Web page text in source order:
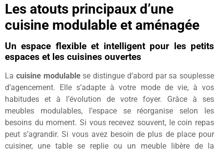
Les atouts principaux d’une
cuisine modulable et aménagée
Un espace flexible et intelligent pour les petits
espaces et les cuisines ouvertes
La cuisine modulablese distingue d’abord par sa souplesse
d’agencement. Elle s’adapte à votre mode de vie, à vos
habitudes et à l’évolution de votre foyer. Grâce à ses
meubles modulables, l’espace se réorganise selon les
besoins du moment. Si vous recevez souvent, le coin repas
peut s’agrandir. Si vous avez besoin de plus de place pour
cuisiner, une table se replie ou un meuble libère de la